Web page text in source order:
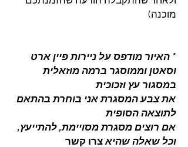
מוכנה)
* האיור מודפס על ניירות פיין ארט
וסאטן וממוסגר ברמה מוזאלית
במסגור עץ וזכוכית
את צבע המסגרת אני בוחרת בהתאם
לתוצאה הסופית
אם רוצים מסגרת מסויימת, להתייעץ,
וכל שאלה שהיא צרו קשר